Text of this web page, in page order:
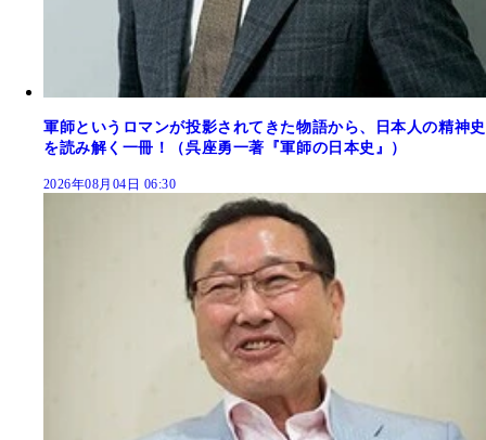
軍師というロマンが投影されてきた物語から、日本人の精神史
を読み解く一冊！（呉座勇一著『軍師の日本史』）
2026年08月04日 06:30